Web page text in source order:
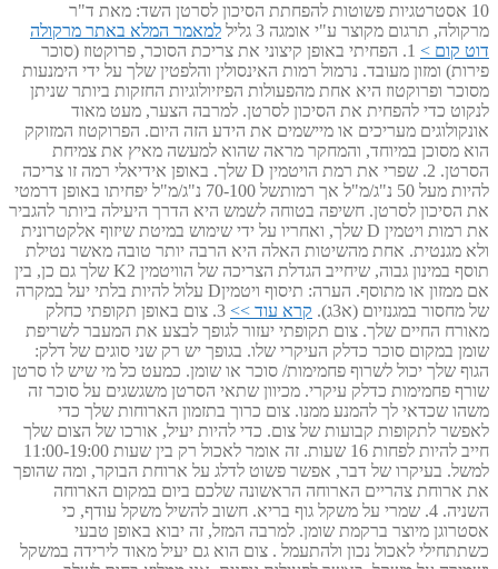
10 אסטרטגיות פשוטות להפחתת הסיכון לסרטן השד: מאת ד"ר
מרקולה, תרגום מקוצר ע"י אומגה 3 גליל
למאמר המלא באתר מרקולה
דוט קום >
1. הפחיתי באופן קיצוני את צריכת הסוכר, פרוקטוז (סוכר
פירות) ומזון מעובד. נרמול רמות האינסולין והלפטין שלך על ידי הימנעות
מסוכר ופרוקטוז היא אחת מהפעולות הפיזיולוגיות החזקות ביותר שניתן
לנקוט כדי להפחית את הסיכון לסרטן. למרבה הצער, מעט מאוד
אונקולוגים מעריכים או מיישמים את הידע הזה היום. הפרוקטוז המזוקק
הוא מסוכן במיוחד, והמחקר מראה שהוא למעשה מאיץ את צמיחת
הסרטן. 2. שפרי את רמת הויטמין D שלך. באופן אידיאלי רמה זו צריכה
להיות מעל 50 נ"ג/מ"ל אך רמותשל 70-100 נ"ג/מ"ל יפחיתו באופן דרמטי
את הסיכון לסרטן. חשיפה בטוחה לשמש היא הדרך היעילה ביותר להגביר
את רמות ויטמין D שלך, ואחריו על ידי שימוש במיטת שיזוף אלקטרונית
ולא מגנטית. אחת מהשיטות האלה היא הרבה יותר טובה מאשר נטילת
תוסף במינון גבוה, שיחייב הגדלת הצריכה של הוויטמין K2 שלך גם כן, בין
אם ממזון או מתוסף. הערה: תיסוף ויטמיןD עלול להיות בלתי יעל במקרה
של מחסור במגנזיום (א3ג).
קרא עוד >>
3. צום באופן תקופתי כחלק
מאורח החיים שלך. צום תקופתי יעזור לגופך לבצע את המעבר לשריפת
שומן במקום סוכר כדלק העיקרי שלו. בגופך יש רק שני סוגים של דלק:
הגוף שלך יכול לשרוף פחמימות/ סוכר או שומן. כמעט כל מי שיש לו סרטן
שורף פחמימות כדלק עיקרי. מכיוון שתאי הסרטן משגשגים על סוכר זה
משהו שכדאי לך להמנע ממנו. צום כרוך בתזמון הארוחות שלך כדי
לאפשר לתקופות קבועות של צום. כדי להיות יעיל, אורכו של הצום שלך
חייב להיות לפחות 16 שעות. זה אומר לאכול רק בין שעות 11:00-19:00
למשל. בעיקרו של דבר, אפשר פשוט לדלג על ארוחת הבוקר, ומה שהופך
את ארוחת צהריים הארוחה הראשונה שלכם ביום במקום הארוחה
השניה. 4. שמרי על משקל גוף בריא. חשוב להשיל משקל עודף, כי
אסטרוגן מיוצר ברקמת שומן. למרבה המזל, זה יבוא באופן טבעי
כשתתחילי לאכול נכון ולהתעמל . צום הוא גם יעיל מאוד לירידה במשקל